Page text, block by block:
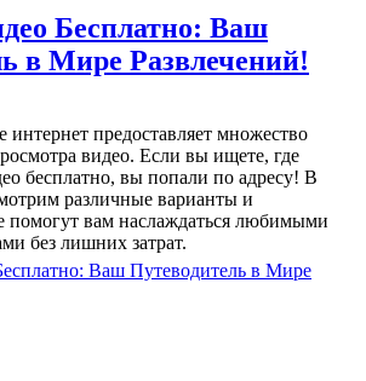
Бесплатно: Ваш
в Мире Развлечений!
предоставляет множество
видео. Если вы ищете, где
бесплатно, вы попали по адресу! В
различные варианты и
помогут вам наслаждаться любимыми
без лишних затрат.